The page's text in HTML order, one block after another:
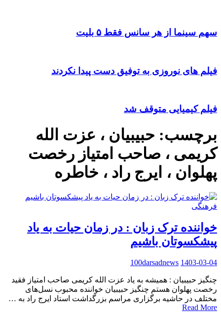
سهم سینما از هر سانس فقط ۵ بلیت
فیلم های نوروزی به توفیق دست پیدا نکردند
فیلم کیمیایی متوقف شد
برچسب: حبیبیان ، عزت الله
کریمی ، صاحب امتیاز رخصت
پهلوان ، ایرج راد ، خاطره
فرهنگی
خواننده ترک زبان : در زمان حیات به یاد
پیشکسوتان باشیم
100darsadnews 1403-03-04
چنگیز حبیبیان : همیشه به یاد عزت الله کریمی صاحب امتیاز فقید
رخصت پهلوان هستم چنگیز حبیبیان خواننده محبوب نسل‌های
مختلف در حاشیه برگزاری مراسم بزرگداشت استاد ایرج راد به …
Read More